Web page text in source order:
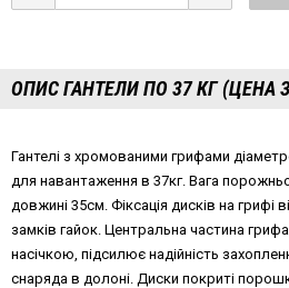
ОПИС ГАНТЕЛИ ПО 37 КГ (ЦЕНА
Гантелі з хромованими грифами
для навантаження в 37кг. Вага
довжині 35см. Фіксація дисків на грифі
замків гайок. Центральна частина
насічкою, підсилює надійність
снаряда в долоні. Диски покриті